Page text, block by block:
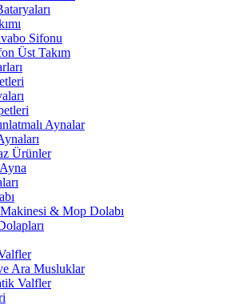
Sifonu
Üst Takım
Aynalar
Ürünler
Makinesi & Mop Dolabı
Ara Musluklar
Valfler